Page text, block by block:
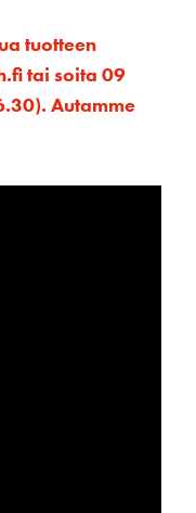
tuotteen
tai soita 09
Autamme